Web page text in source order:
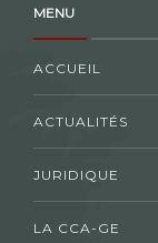
MENU
ACCUEIL
ACTUALITÉS
JURIDIQUE
LA CCA-GE